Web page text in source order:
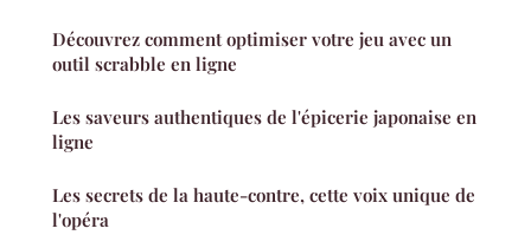
Découvrez comment optimiser votre jeu avec un
outil scrabble en ligne
Les saveurs authentiques de l'épicerie japonaise en
ligne
Les secrets de la haute-contre, cette voix unique de
l'opéra